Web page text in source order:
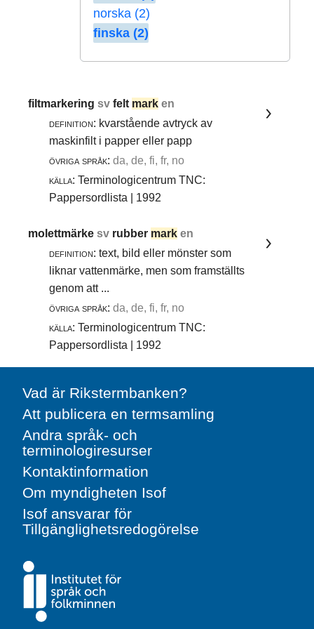
norska (2)
finska (2)
filtmarkeringsvfelt mark en
definition: kvarstående avtryck av
maskinfilt i papper eller papp
övriga språk: da, de, fi, fr, no
källa: Terminologicentrum TNC:
Pappersordlista | 1992
molettmärkesv rubber mark en
definition: text, bild eller mönster som
liknar vattenmärke, men som framställts
genom att ...
övriga språk: da, de, fi, fr, no
källa: Terminologicentrum TNC:
Pappersordlista | 1992
Vad är Rikstermbanken?
Att publicera en termsamling
Andra språk- och
terminologiresurser
Kontaktinformation
Om myndigheten Isof
Isof ansvarar för
Tillgänglighetsredogörelse